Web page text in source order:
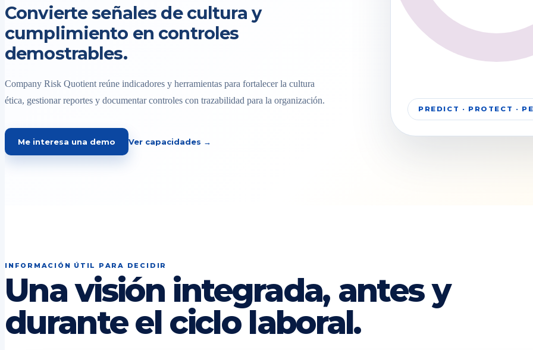
Convierte señales de cultura y
cumplimiento en controles
demostrables.
Company Risk Quotient reúne indicadores y herramientas para fortalecer la cultura
ética, gestionar reportes y documentar controles con trazabilidad para la organización.
Me interesa una demo Ver capacidades →
PREDICT · PROTECT ·
INFORMACIÓN ÚTIL PARA DECIDIR
Una visión integrada, antes y
durante el ciclo laboral.